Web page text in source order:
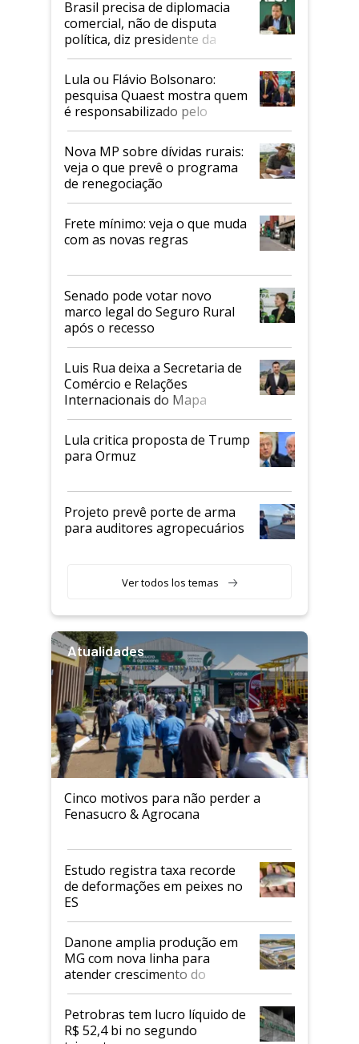
Brasil precisa de diplomacia
comercial, não de disputa
política, diz presidente da
Faesp
Lula ou Flávio Bolsonaro:
pesquisa Quaest mostra quem
é responsabilizado pelo
tarifaço dos EUA
Nova MP sobre dívidas rurais:
veja o que prevê o programa
de renegociação
Frete mínimo: veja o que muda
com as novas regras
Senado pode votar novo
marco legal do Seguro Rural
após o recesso
Luis Rua deixa a Secretaria de
Comércio e Relações
Internacionais do Mapa
Lula critica proposta de Trump
para Ormuz
Projeto prevê porte de arma
para auditores agropecuários
Ver todos los temas
Atualidades
Cinco motivos para não perder a
Fenasucro & Agrocana
Estudo registra taxa recorde
de deformações em peixes no
ES
Danone amplia produção em
MG com nova linha para
atender crescimento do
mercado de alimentos
proteicos
Petrobras tem lucro líquido de
R$ 52,4 bi no segundo